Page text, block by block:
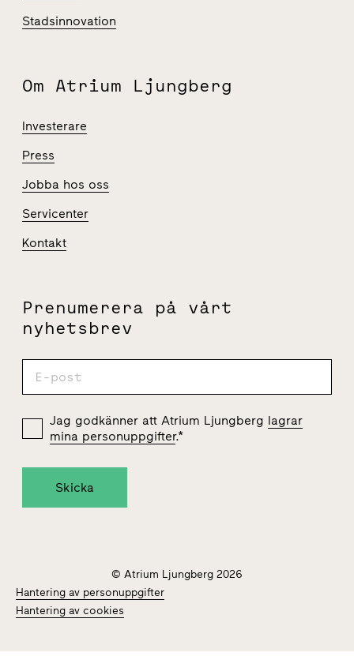
Stadsinnovation
Om Atrium Ljungberg
Investerare
Press
Jobba hos oss
Servicenter
Kontakt
Prenumerera på vårt
nyhetsbrev
Jag godkänner att Atrium Ljungberg lagrar
mina personuppgifter.*
© Atrium Ljungberg 2026
Hantering av personuppgifter
Hantering av cookies